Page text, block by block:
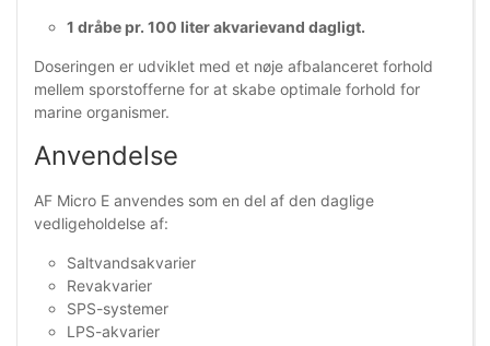
1 dråbe pr. 100 liter akvarievand dagligt.
Doseringen er udviklet med et nøje afbalanceret forhold
mellem sporstofferne for at skabe optimale forhold for
marine organismer.
Anvendelse
AF Micro E anvendes som en del af den daglige
vedligeholdelse af:
Saltvandsakvarier
Revakvarier
SPS-systemer
LPS-akvarier